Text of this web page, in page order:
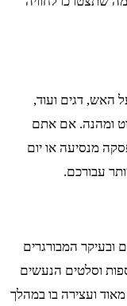
האש, דגים ועוד,
ומהנה. אם אתם
מנסיעה או יום
עבורכם.
ובעיקר המבורגרים
וסלטים הנעשים
ועצירה בו במהלך